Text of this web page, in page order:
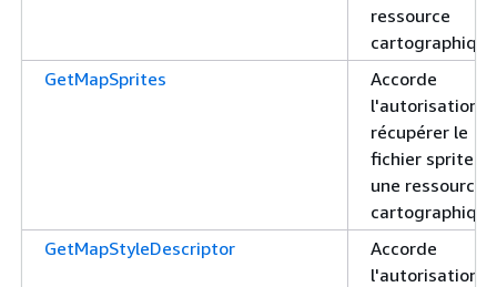
ressource
GetMapSprites
Accorde
l'autorisation
récupérer le
fichier sprite
une ressource
GetMapStyleDescriptor
Accorde
l'autorisation